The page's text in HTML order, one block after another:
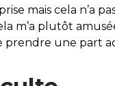
mais cela n’a
m’a plutôt
prendre une part